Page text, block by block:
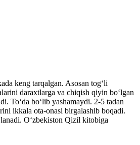
keng tarqalgan. Asosan tog‘li
daraxtlarga va chiqish qiyin bo‘lgan
To‘da bo‘lib yashamaydi. 2-5 tadan
ikkala ota-onasi birgalashib boqadi.
O‘zbekiston Qizil kitobiga